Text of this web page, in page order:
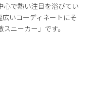
心で熱い注目を浴びてい
いコーディネートにそ
ニーカー」です。